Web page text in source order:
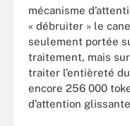
mécanisme
« débruiter » le
seulement portée
traitement, mais
traiter l’entièreté
encore 256 000
d’attention